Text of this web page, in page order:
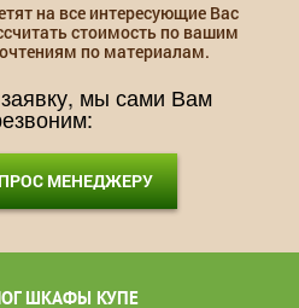
на все интересующие Вас
стоимость по вашим
по материалам.
мы сами Вам
МЕНЕДЖЕРУ
ШКАФЫ КУПЕ